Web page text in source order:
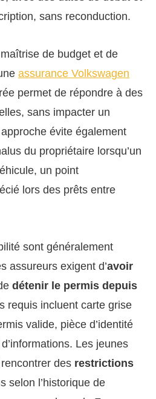
sans reconduction.
de budget et de
assurance Volkswagen
permet de répondre à des
sans impacter un
évite également
du propriétaire lorsqu’un
un point
lors des prêts entre
sont généralement
assureurs exigent d’avoir
détenir le permis depuis
requis incluent carte grise
valide, pièce d’identité
Les jeunes
des restrictions
selon l’historique de